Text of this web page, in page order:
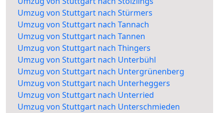
Umzug von Stuttgart nach Stürmers
Umzug von Stuttgart nach Tannach
Umzug von Stuttgart nach Tannen
Umzug von Stuttgart nach Thingers
Umzug von Stuttgart nach Unterbühl
Umzug von Stuttgart nach Untergrünenberg
Umzug von Stuttgart nach Unterheggers
Umzug von Stuttgart nach Unterried
Umzug von Stuttgart nach Unterschmieden